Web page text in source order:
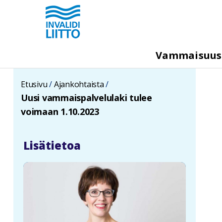
pääsisältöön
e
g
a
m
u
Vammaisuus
Etusivu Ajankohtaista
Uusi vammaispalvelulaki tulee
voimaan 1.10.2023
Lisätietoa